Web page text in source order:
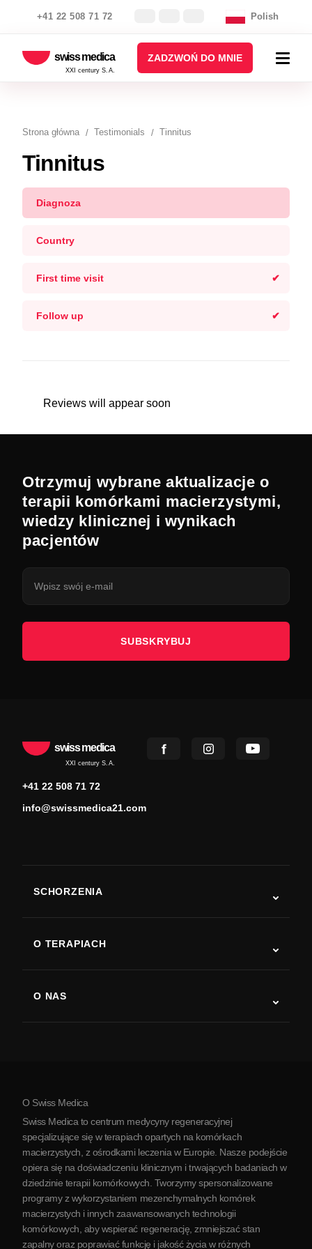
+41 22 508 71 72 Polish
swiss medica
XXI century S.A.
ZADZWOŃ DO MNIE
Strona główna Testimonials Tinnitus
Tinnitus
Diagnoza
Country
First time visit
Follow up
Reviews will appear soon
Otrzymuj wybrane aktualizacje o
terapii komórkami macierzystymi,
wiedzy klinicznej i wynikach
pacjentów
SUBSKRYBUJ
swiss medica
XXI century S.A.
+41 22 508 71 72
info@swissmedica21.com
SCHORZENIA
Choroba Parkinsona
Zapalenie stawów
O TERAPIACH
O NAS
O Serbii
Partnerstwo
Skontaktuj się z nami
O Swiss Medica
Swiss Medica to centrum medycyny regeneracyjnej
specjalizujące się w terapiach opartych na komórkach
macierzystych, z ośrodkami leczenia w Europie. Nasze podejście
opiera się na doświadczeniu klinicznym i trwających badaniach w
dziedzinie terapii komórkowych. Tworzymy spersonalizowane
programy z wykorzystaniem mezenchymalnych komórek
macierzystych i innych zaawansowanych technologii
komórkowych, aby wspierać regenerację, zmniejszać stan
zapalny oraz poprawiać funkcję i jakość życia w różnych